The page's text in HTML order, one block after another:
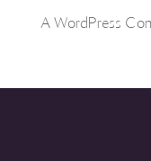
A WordPress